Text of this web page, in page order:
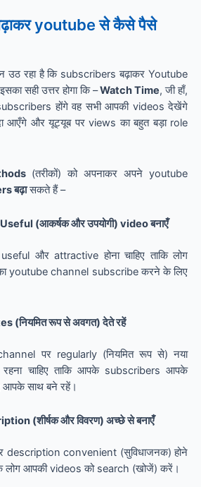
youtube से कैसे पैसे
रहा है कि subscribers बढ़ाकर Youtube
सही उत्तर होगा कि –Watch Time, जी हाँ,
होंगे वह सभी आपकी videos देखेंगे
आएँगे और यूट्यूब पर views का बहुत बड़ा role
(तरीकों) को अपनाकर अपने youtube
बढ़ासकते हैं –
(आकर्षक और उपयोगी) video बनाएँ
और attractive होना चाहिए ताकि लोग
youtube channel subscribe करने के लिए
(नियमित रूप से अवगत) देते रहें
पर regularly (नियमित रूप से) नया
चाहिए ताकि आपके subscribers आपके
साथ बने रहें।
(शीर्षक और विवरण) अच्छे से बनाएँ
convenient (सुविधाजनक) होने
लोग आपकी videos को search (खोजें) करें।